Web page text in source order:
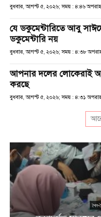
বুধবার, আগস্ট ৫, ২০২৬; সময় : ৪:৪৬
যে ডকুমেন্টারিতে আবু
ডকুমেন্টারি নয়
বুধবার, আগস্ট ৫, ২০২৬; সময় : ৪:৩৮
আপনার দলের লোকেরাই
করছে
বুধবার, আগস্ট ৫, ২০২৬; সময় : ৪:৩১
শৈল-